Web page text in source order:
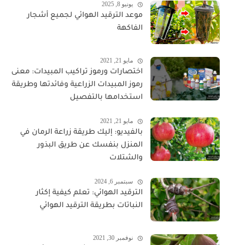
يونيو 8, 2025
موعد الترقيد الهوائي لجميع أشجار
الفاكهة
مايو 21, 2021
اختصارات ورموز تراكيب المبيدات: معنى
رموز المبيدات الزراعية وفائدتها وطريقة
استخدامها بالتفصيل
مايو 21, 2021
بالفيديو: إليك طريقة زراعة الرمان في
المنزل بنفسك عن طريق البذور
والشتلات
سبتمبر 6, 2024
الترقيد الهوائي: تعلم كيفية إكثار
النباتات بطريقة الترقيد الهوائي
نوفمبر 30, 2021